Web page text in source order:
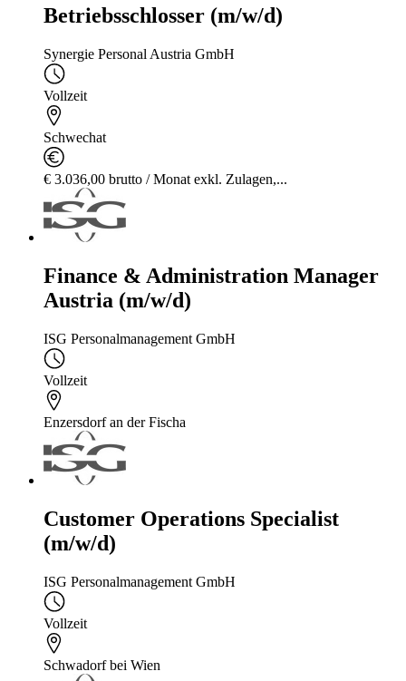
Betriebsschlosser (m/w/d)
Synergie Personal Austria GmbH
Vollzeit
Schwechat
€ 3.036,00 brutto / Monat exkl. Zulagen,...
Finance & Administration Manager
Austria (m/w/d)
ISG Personalmanagement GmbH
Vollzeit
Enzersdorf an der Fischa
Customer Operations Specialist
(m/w/d)
ISG Personalmanagement GmbH
Vollzeit
Schwadorf bei Wien